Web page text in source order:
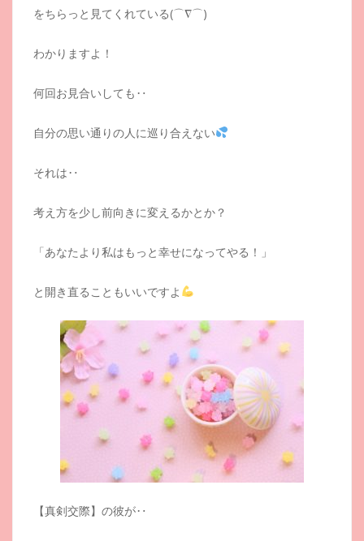
をちらっと見てくれている(⌒∇⌒)
わかりますよ！
何回お見合いしても‥
自分の思い通りの人に巡り合えない
それは‥
考え方を少し前向きに変えるかとか？
「あなたより私はもっと幸せになってやる！」
と開き直ることもいいですよ
【真剣交際】の彼が‥